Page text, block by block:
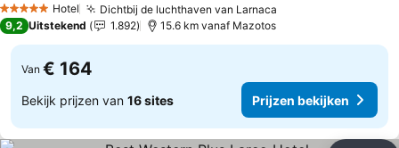
5 Sterren Hotel Dichtbij de luchthaven van Larnaca
Prijzen bekijken
9,2 Uitstekend 1.892 15.6 km vanaf Mazotos
Van € 164
Bekijk prijzen van 16 sites Prijzen bekijken